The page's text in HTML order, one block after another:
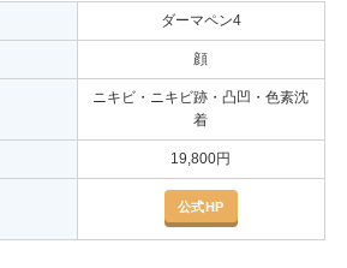
ダーマペン4
顔
ニキビ・ニキビ跡・凸凹・色素沈
着
19,800円
公式HP